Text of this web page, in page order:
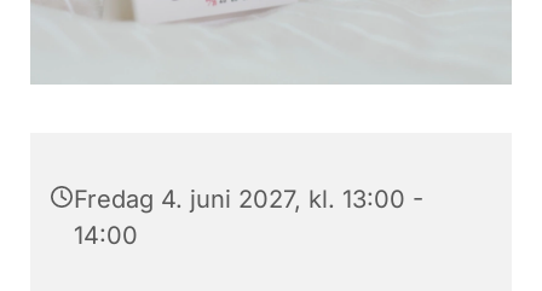
Fredag 4. juni 2027, kl. 13:00 -
14:00